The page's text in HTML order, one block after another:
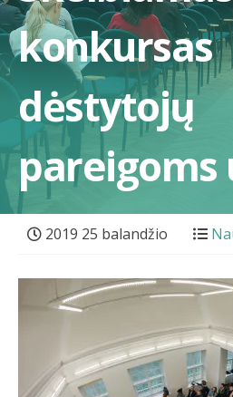
konkursas
dėstytojų
pareigoms
2019 25 balandžio